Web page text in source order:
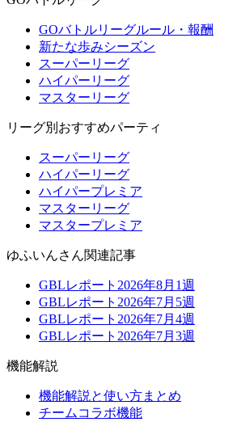
GOバトルリーグルール・報酬
新たな歩みシーズン
スーパーリーグ
ハイパーリーグ
マスターリーグ
リーグ別おすすめパーティ
スーパーリーグ
ハイパーリーグ
ハイパープレミア
マスターリーグ
マスタープレミア
ゆふいんさん関連記事
GBLレポート2026年8月1週
GBLレポート2026年7月5週
GBLレポート2026年7月4週
GBLレポート2026年7月3週
機能解説
機能解説と使い方まとめ
チームコラボ機能